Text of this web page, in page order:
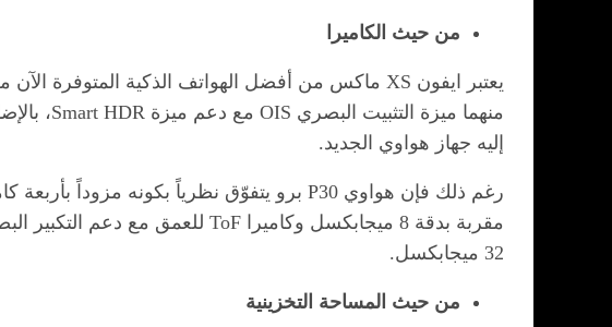
من حيث الكاميرا
إليه جهاز هواوي الجديد.
32 ميجابكسل.
من حيث المساحة التخزينية